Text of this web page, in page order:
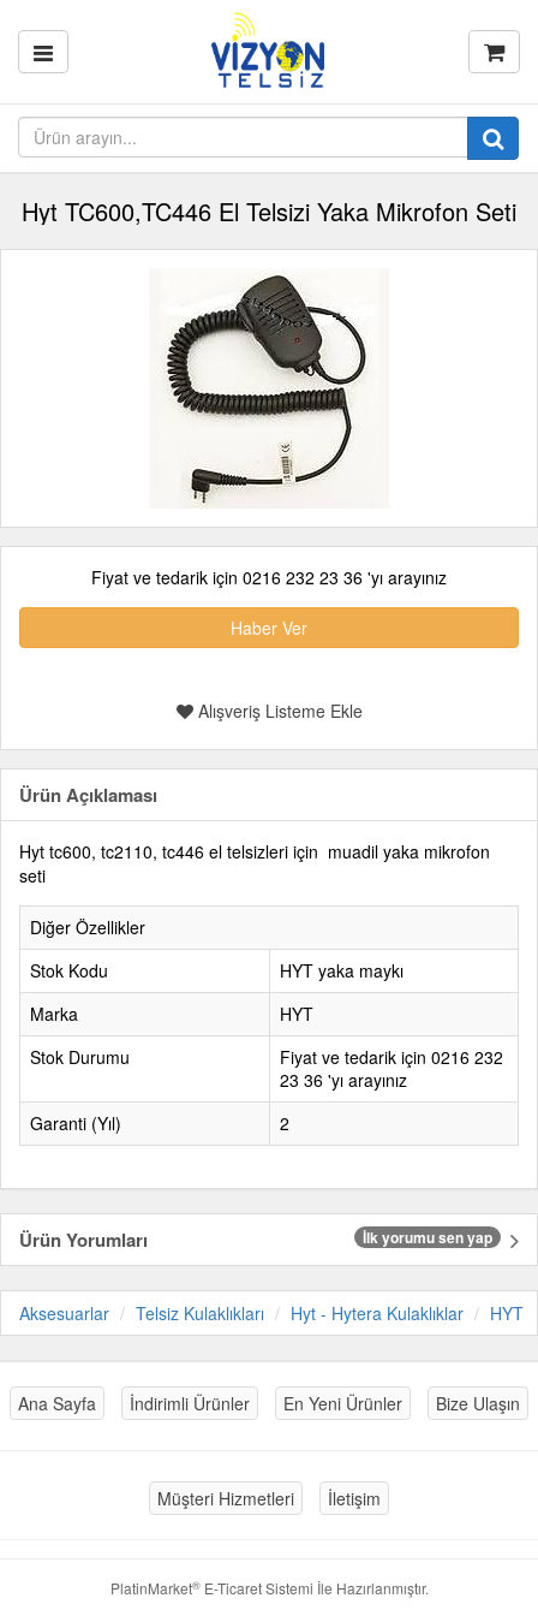
Hyt TC600,TC446 El Telsizi Yaka Mikrofon Seti
Fiyat ve tedarik için 0216 232 23 36 'yı arayınız
Haber Ver
Alışveriş Listeme Ekle
Ürün Açıklaması
Hyt tc600, tc2110, tc446 el telsizleri için muadil yaka mikrofon
seti
Diğer Özellikler
Stok Kodu
HYT yaka maykı
Marka
HYT
Stok Durumu
Fiyat ve tedarik için 0216 232
23 36 'yı arayınız
Garanti (Yıl)
2
Ürün Yorumları İlk yorumu sen yap
Aksesuarlar Telsiz Kulaklıkları Hyt - Hytera Kulaklıklar HYT
Ana Sayfa İndirimli Ürünler En Yeni Ürünler Bize Ulaşın
Müşteri Hizmetleri İletişim
PlatinMarket®E-Ticaret Sistemi İle Hazırlanmıştır.